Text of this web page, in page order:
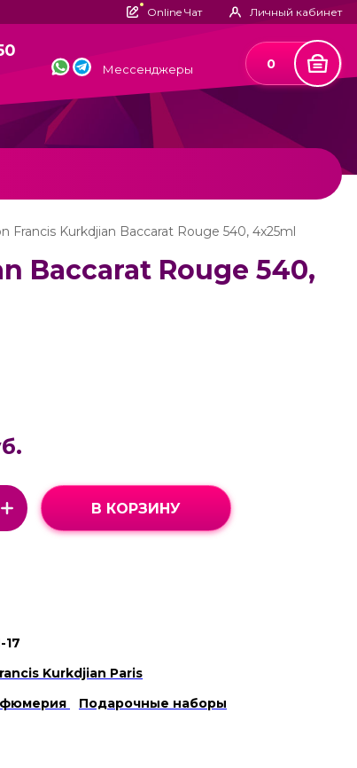
Online Чат Личный кабинет
Мессенджеры 0
Francis Kurkdjian Baccarat Rouge 540, 4x25ml
Baccarat Rouge 540,
В КОРЗИНУ
Kurkdjian Paris
Подарочные наборы